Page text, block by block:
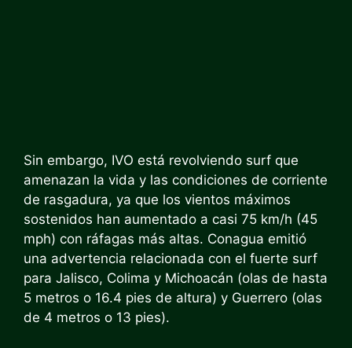
Sin embargo, IVO está revolviendo surf que
amenazan la vida y las condiciones de corriente
de rasgadura, ya que los vientos máximos
sostenidos han aumentado a casi 75 km/h (45
mph) con ráfagas más altas. Conagua emitió
una advertencia relacionada con el fuerte surf
para Jalisco, Colima y Michoacán (olas de hasta
5 metros o 16.4 pies de altura) y Guerrero (olas
de 4 metros o 13 pies).